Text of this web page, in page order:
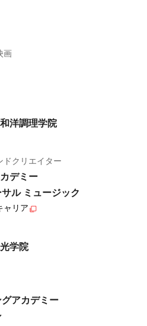
画
洋調理学院
ドクリエイター
デミー
ル ミュージック
ャリア
学院
アカデミー